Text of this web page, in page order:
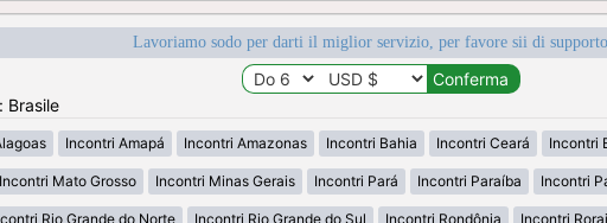
Lavoriamo sodo per darti il miglior servizio, per favore sii di supporto
Brasile
Incontri Amapá Incontri Amazonas Incontri Bahia Incontri Ceará Incontri
Incontri Mato Grosso Incontri Minas Gerais Incontri Pará Incontri Paraíba Incontri
Rio Grande do Norte Incontri Rio Grande do Sul Incontri Rondônia Incontri